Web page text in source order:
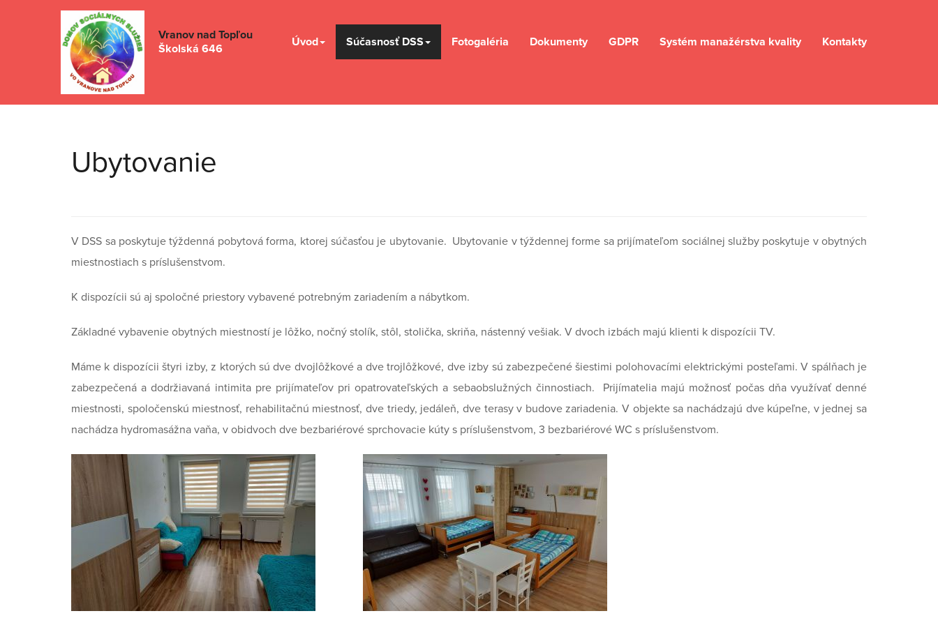
Vranov nad Topľou
Školská 646
Úvod Súčasnosť DSS Fotogaléria Dokumenty GDPR Systém manažérstva kvality Kontakty
Ubytovanie
V DSS sa poskytuje týždenná pobytová forma, ktorej súčasťou je ubytovanie. Ubytovanie v týždennej forme sa prijímateľom sociálnej služby poskytuje v obytných
miestnostiach s príslušenstvom.
K dispozícii sú aj spoločné priestory vybavené potrebným zariadením a nábytkom.
Základné vybavenie obytných miestností je lôžko, nočný stolík, stôl, stolička, skriňa, nástenný vešiak. V dvoch izbách majú klienti k dispozícii TV.
Máme k dispozícii štyri izby, z ktorých sú dve dvojlôžkové a dve trojlôžkové, dve izby sú zabezpečené šiestimi polohovacími elektrickými posteľami. V spálňach je
zabezpečená a dodržiavaná intimita pre prijímateľov pri opatrovateľských a sebaobslužných činnostiach.
Prijímatelia majú možnosť počas dňa využívať denné
miestnosti, spoločenskú miestnosť, rehabilitačnú miestnosť, dve triedy, jedáleň, dve terasy v budove zariadenia. V objekte sa nachádzajú dve kúpeľne, v jednej sa
nachádza hydromasážna vaňa, v obidvoch dve bezbariérové sprchovacie kúty s príslušenstvom, 3 bezbariérové WC s príslušenstvom.